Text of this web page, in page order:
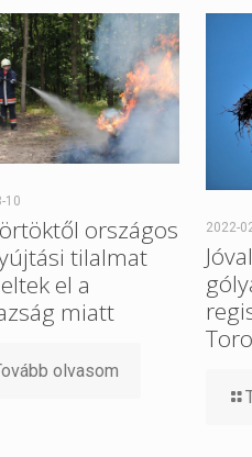
10
országos
tilalmat
el a
miatt
olvasom
2022-